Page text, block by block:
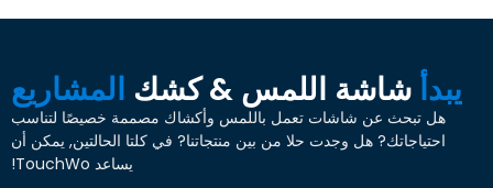
يبدأ شاشة اللمس & كشك المشاريع
هل تبحث عن شاشات تعمل باللمس وأكشاك مصممة خصيصًا لتناسب
احتياجاتك? هل وجدت حلا من بين منتجاتنا? في كلتا الحالتين, يمكن أن
يساعد TouchWo!